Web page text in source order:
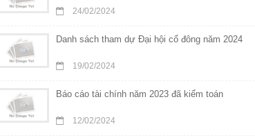
24/02/2024
Danh sách tham dự Đại hội cổ đông năm 2024
19/02/2024
Báo cáo tài chính năm 2023 đã kiểm toán
12/02/2024